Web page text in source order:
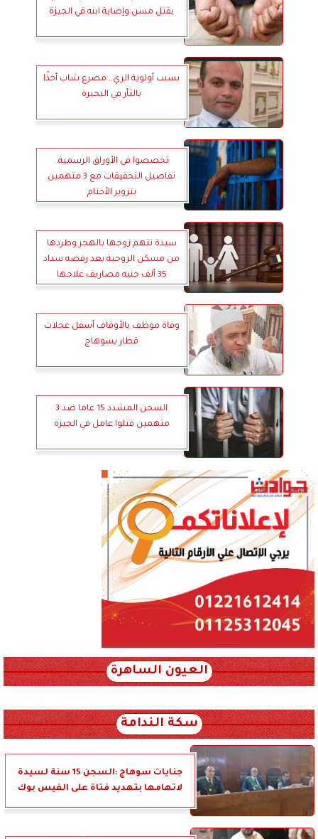
بقتل مسن وإصابة ابنه في الجيزة
بسبب أولوية الري.. مصرع شاب أخذًا
بالثأر في البحيرة
تخصصوا في الأوراق الرسمية..
تفاصيل التحقيقات مع 3 متهمين
بتزوير الأختام
سيدة تتهم زوجها بالهجر وطردها
من مسكن الزوجية بعد رفضه سداد
35 ألف جنيه مصاريف علاجها
وفاة موظف بالأوقاف أسفل عجلات
قطار بسوهاج
السجن المشدد 15 عاما ضد 3
متهمين قتلوا عامل في الجيزة
العيون الساهرة
سكة الندامة
جنايات سوهاج :السجن 15 سنة لسيدة
لاتهامها بتهديد فتاة على الفيس بوك